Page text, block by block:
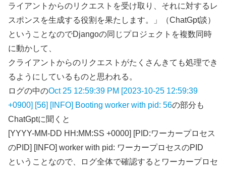
ライアントからのリクエストを受け取り、それに対するレ
スポンスを生成する役割を果たします。」（ChatGpt談）
ということなのでDjangoの同じプロジェクトを複数同時
に動かして、
クライアントからのリクエストがたくさんきても処理でき
るようにしているものと思われる。
ログの中のOct 25 12:59:39 PM [2023-10-25 12:59:39
+0900] [56] [INFO] Booting worker with pid: 56の部分も
ChatGptに聞くと
[YYYY-MM-DD HH:MM:SS +0000] [PID:ワーカープロセス
のPID] [INFO] worker with pid: ワーカープロセスのPID
ということなので、ログ全体で確認するとワーカープロセ